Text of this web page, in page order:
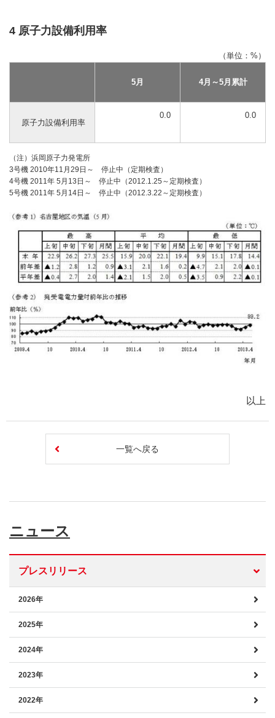
4 原子力設備利用率
（単位：%）
5月 4月～5月累計
原子力設備利用率
0.0 0.0
（注）浜岡原子力発電所
3号機 2010年11月29日～ 停止中（定期検査）
4号機 2011年 5月13日～ 停止中（2012.1.25～定期検査）
5号機 2011年 5月14日～ 停止中（2012.3.22～定期検査）
以上
一覧へ戻る
ニュース
プレスリリース
2026年
2025年
2024年
2023年
2022年